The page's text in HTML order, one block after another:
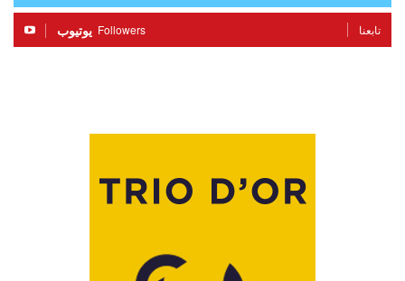
يوتيوب Followers تابعنا